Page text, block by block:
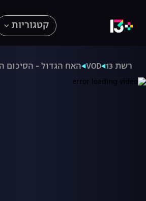
קטגוריות
רשת 13 VOD האח הגדול - הסיכום